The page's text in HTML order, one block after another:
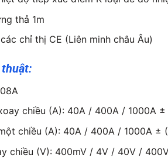
thả 1m
chỉ thị CE (Liên minh châu Âu)
chiều (A): 40A / 400A / 1000A ±
chiều (A): 40A / 400A / 1000A ±
chiều (V): 400mV / 4V / 40V /